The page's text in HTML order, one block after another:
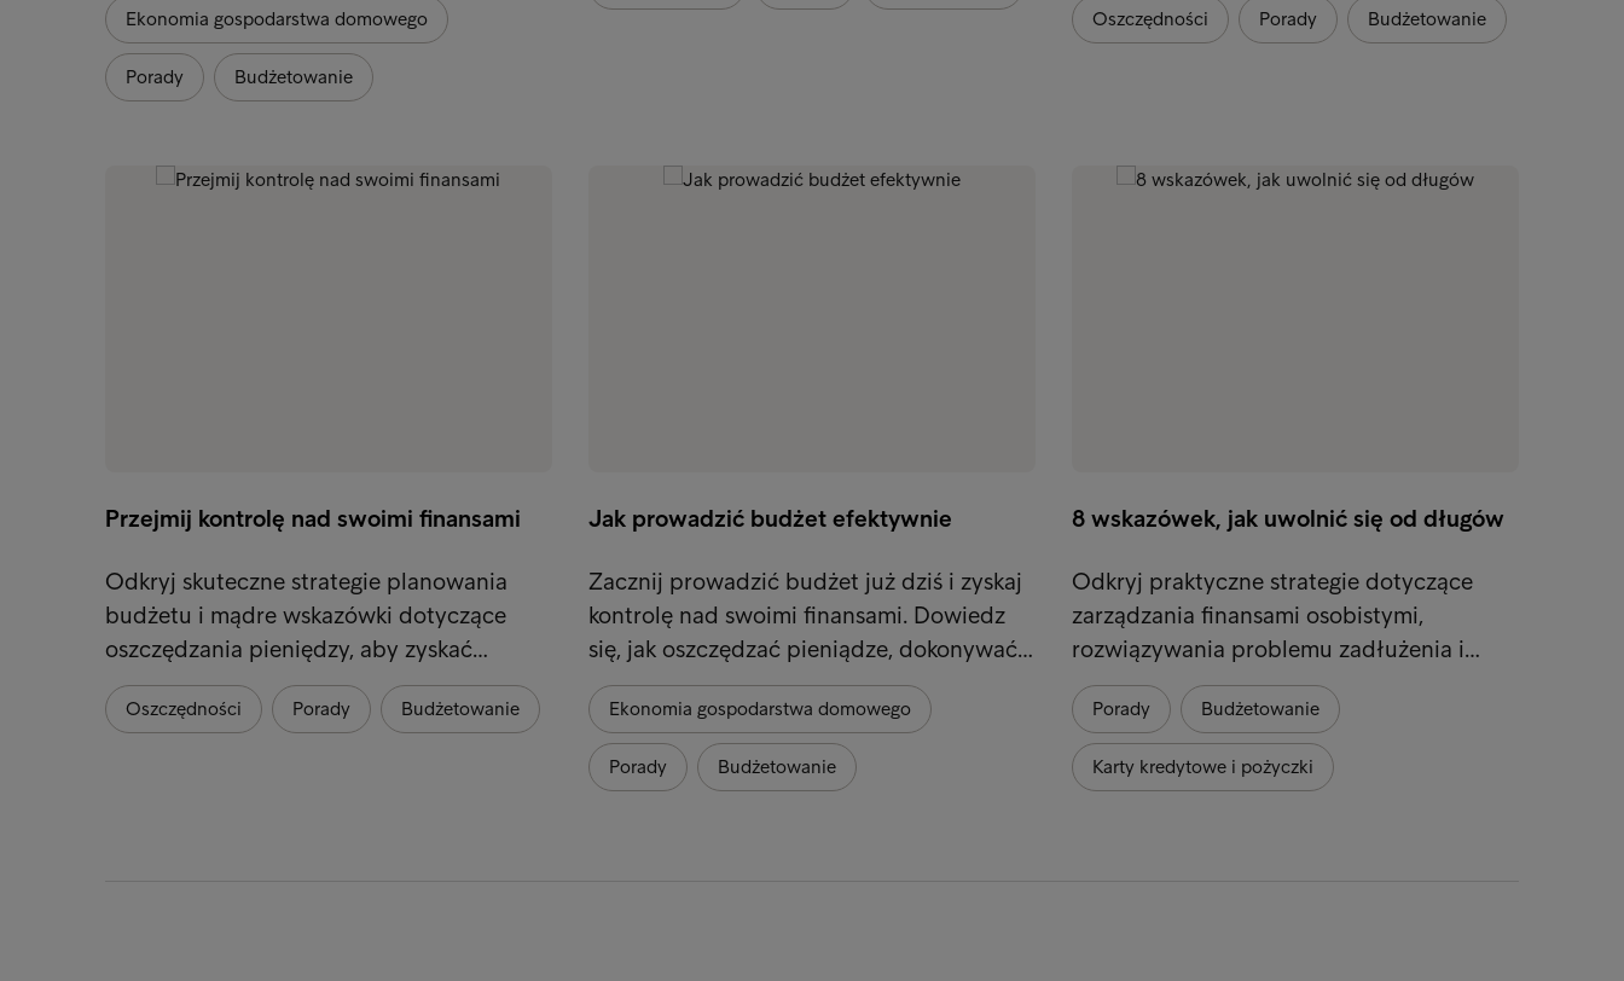
Ekonomia gospodarstwa domowego
Porady Budżetowanie
Oszczędności Porady Budżetowanie
Przejmij kontrolę nad swoimi finansami
Odkryj skuteczne strategie planowania
budżetu i mądre wskazówki dotyczące
oszczędzania pieniędzy, aby zyskać…
Oszczędności Porady Budżetowanie
Jak prowadzić budżet efektywnie
Zacznij prowadzić budżet już dziś i zyskaj
kontrolę nad swoimi finansami. Dowiedz
się, jak oszczędzać pieniądze, dokonywać…
Ekonomia gospodarstwa domowego
Porady Budżetowanie
8 wskazówek, jak uwolnić się od długów
Odkryj praktyczne strategie dotyczące
zarządzania finansami osobistymi,
rozwiązywania problemu zadłużenia i…
Porady Budżetowanie
Karty kredytowe i pożyczki